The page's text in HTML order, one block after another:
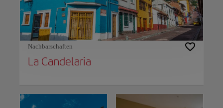
Nachbarschaften
La Candelaria